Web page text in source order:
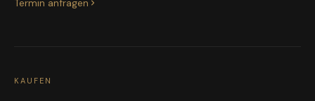
Termin anfragen
KAUFEN